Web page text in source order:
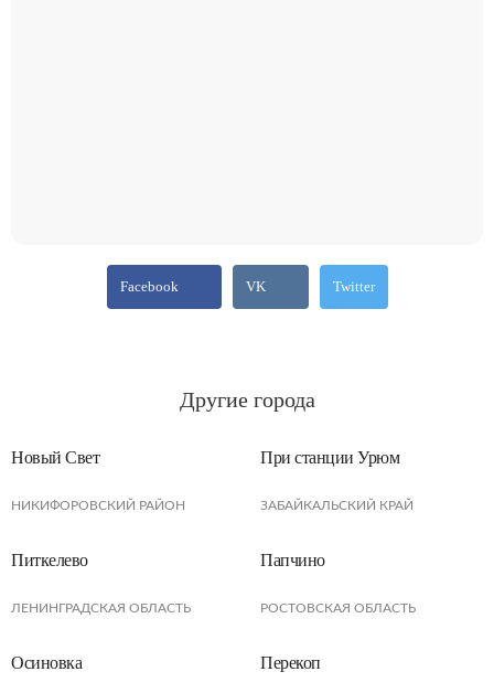
Facebook VK Twitter
Другие города
Новый Свет
НИКИФОРОВСКИЙ РАЙОН
При станции Урюм
ЗАБАЙКАЛЬСКИЙ КРАЙ
Питкелево
ЛЕНИНГРАДСКАЯ ОБЛАСТЬ
Папчино
РОСТОВСКАЯ ОБЛАСТЬ
Осиновка Перекоп